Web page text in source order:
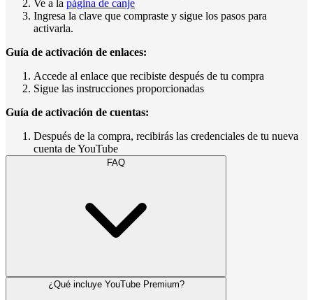
Ve a la página de canje
Ingresa la clave que compraste y sigue los pasos para
activarla.
Guía de activación de enlaces:
Accede al enlace que recibiste después de tu compra
Sigue las instrucciones proporcionadas
Guía de activación de cuentas:
Después de la compra, recibirás las credenciales de tu nueva
cuenta de YouTube
FAQ
¿Qué incluye YouTube Premium?